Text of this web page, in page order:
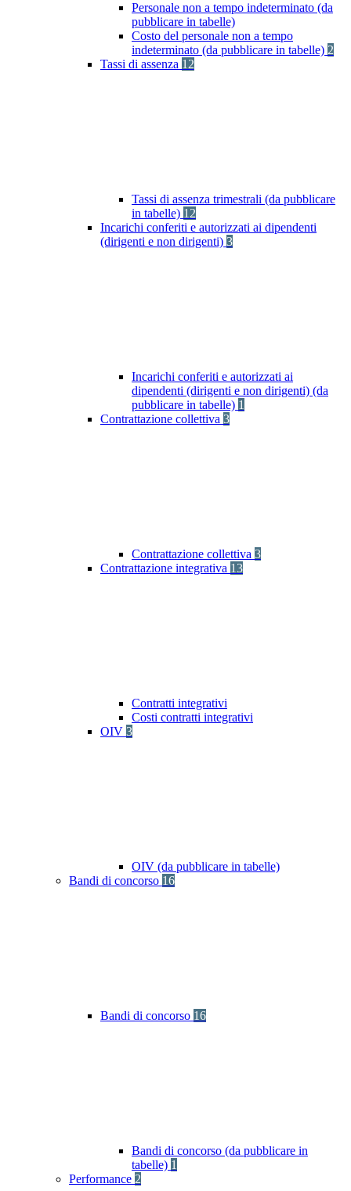
Personale non a tempo indeterminato (da
pubblicare in tabelle)
Costo del personale non a tempo
indeterminato (da pubblicare in tabelle) 2
Tassi di assenza 12
Tassi di assenza trimestrali (da pubblicare
in tabelle) 12
Incarichi conferiti e autorizzati ai dipendenti
(dirigenti e non dirigenti) 3
Incarichi conferiti e autorizzati ai
dipendenti (dirigenti e non dirigenti) (da
pubblicare in tabelle) 1
Contrattazione collettiva 3
Contrattazione collettiva 3
Contrattazione integrativa 13
Contratti integrativi
Costi contratti integrativi
OIV 3
OIV (da pubblicare in tabelle)
Bandi di concorso 16
Bandi di concorso 16
Bandi di concorso (da pubblicare in
tabelle) 1
Performance 2